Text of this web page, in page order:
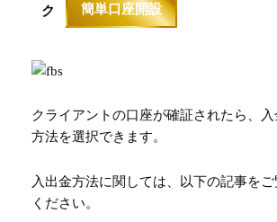
ク
簡単口座開設
クライアントの口座が確証されたら、入
方法を選択できます。
入出金方法に関しては、以下の記事をご
ください。